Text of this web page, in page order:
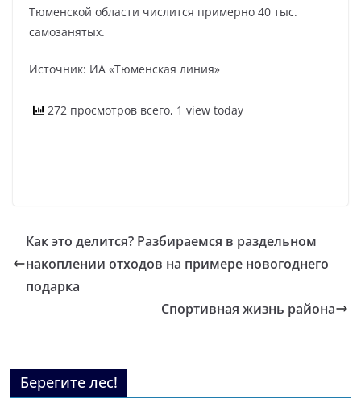
Тюменской области числится примерно 40 тыс.
самозанятых.
Источник: ИА «Тюменская линия»
272 просмотров всего, 1 view today
Как это делится? Разбираемся в раздельном
накоплении отходов на примере новогоднего
подарка
Спортивная жизнь района
Берегите лес!